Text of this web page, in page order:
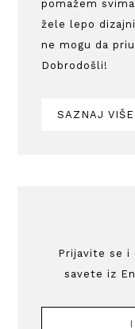
pomažem
žele lepo
ne mogu da
Dobrodošli!
SAZNAJ VIŠE
Prijavite se i
savete iz